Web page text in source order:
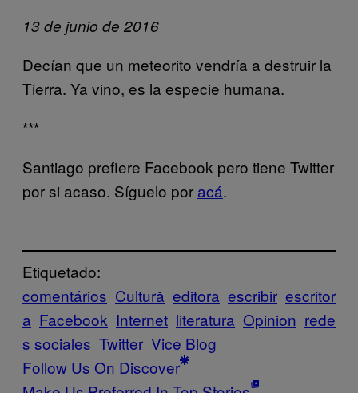
13 de junio de 2016
Decían que un meteorito vendría a destruir la
Tierra. Ya vino, es la especie humana.
***
Santiago prefiere Facebook pero tiene Twitter
por si acaso. Síguelo por acá.
Etiquetado:
comentários Cultură editora escribir escritor
a Facebook Internet literatura Opinion rede
s sociales Twitter Vice Blog
Follow Us On Discover